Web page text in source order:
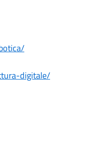
digitale/